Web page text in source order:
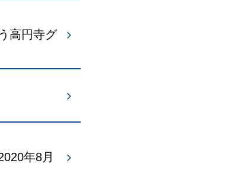
高円寺グ
年8月